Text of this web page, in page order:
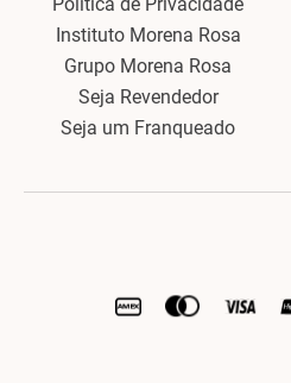
Instituto Morena Rosa
Grupo Morena Rosa
Seja Revendedor
Seja um Franqueado